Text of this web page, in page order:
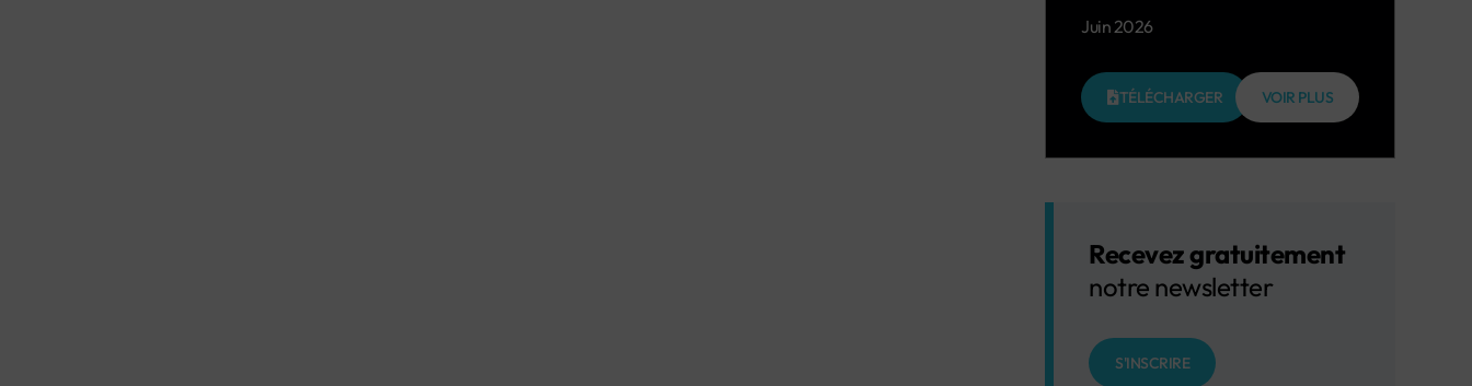
Juin 2026
TÉLÉCHARGER VOIR PLUS
Recevez gratuitement
notre newsletter
S'INSCRIRE